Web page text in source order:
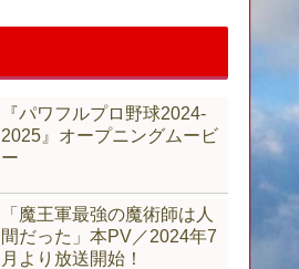
『パワフルプロ野球2024-
2025』オープニングムービ
ー
「魔王軍最強の魔術師は人
間だった」本PV／2024年7
月より放送開始！